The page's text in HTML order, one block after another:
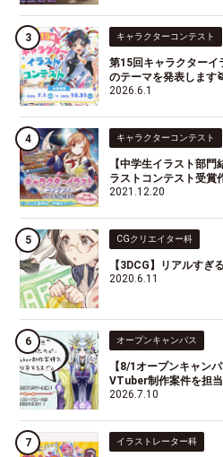
キャラクターコンテスト
第15回キャラクターイ
のテーマを発表します
2026.6.1
キャラクターコンテスト
【中学生イラスト部
ラストコンテスト受賞
2021.12.20
CGクリエイター科
【3DCG】リアルすぎ
2020.6.11
オープンキャンパス
【8/1オープンキャン
VTuber制作案件を担当
2026.7.10
イラストレーター科